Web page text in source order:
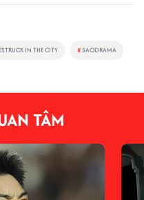
IN THE CITY #SAODRAMA
TÂM